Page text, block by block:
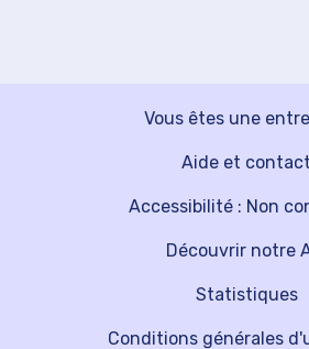
Vous êtes une
Découvrir notre
Aide et contact
Statistiques
Accessibilité : Non
Conditions générales